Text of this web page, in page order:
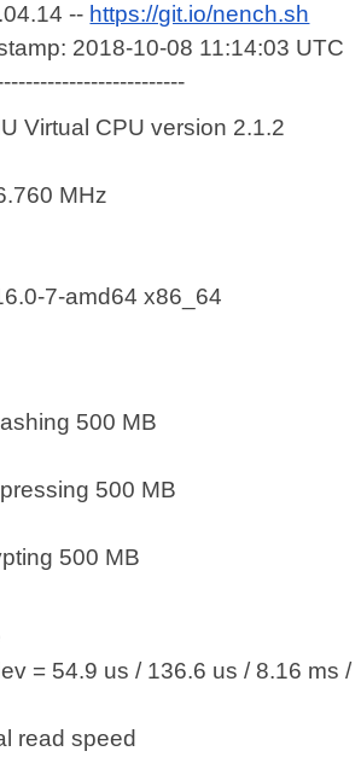
-- https://git.io/nench.sh
2018-10-08 11:14:03 UTC
Virtual CPU version 2.1.2
MHz
7-amd64 x86_64
500 MB
500 MB
500 MB
= 54.9 us / 136.6 us / 8.16 ms /
read speed